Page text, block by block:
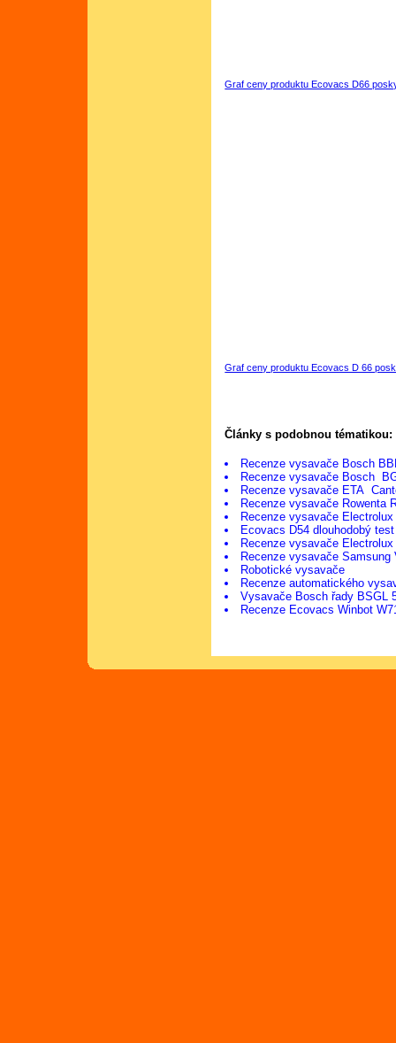
Graf ceny produktu Ecovacs D66
Graf ceny produktu Ecovacs D 66
Články s podobnou tématikou:
Recenze vysavače Bosch
Recenze vysavače Bosch
Recenze vysavače ETA
Recenze vysavače Rowenta
Recenze vysavače
Ecovacs D54 dlouhodobý test
Recenze vysavače
Recenze vysavače Samsung
Robotické vysavače
Recenze automatického
Vysavače Bosch řady BSGL
Recenze Ecovacs Winbot